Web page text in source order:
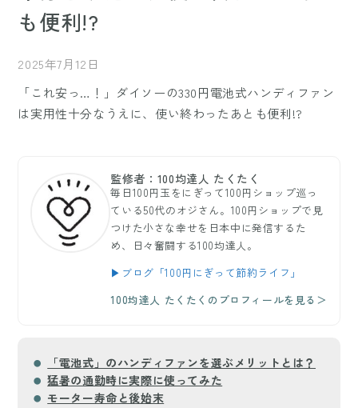
も便利!?
2025年7月12日
「これ安っ…！」ダイソーの330円電池式ハンディファン
は実用性十分なうえに、使い終わったあとも便利!?
監修者：100均達人 たくたく
毎日100円玉をにぎって100円ショップ巡っ
ている50代のオジさん。100円ショップで見
つけた小さな幸せを日本中に発信するた
め、日々奮闘する100均達人。
▶ブログ「100円にぎって節約ライフ」
100均達人 たくたくのプロフィールを見る＞
「電池式」のハンディファンを選ぶメリットとは？
猛暑の通勤時に実際に使ってみた
モーター寿命と後始末